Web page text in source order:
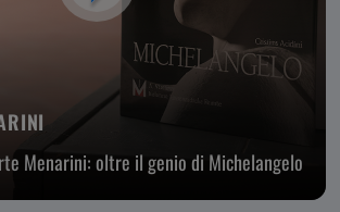
Menarini: oltre il genio di Michelangelo